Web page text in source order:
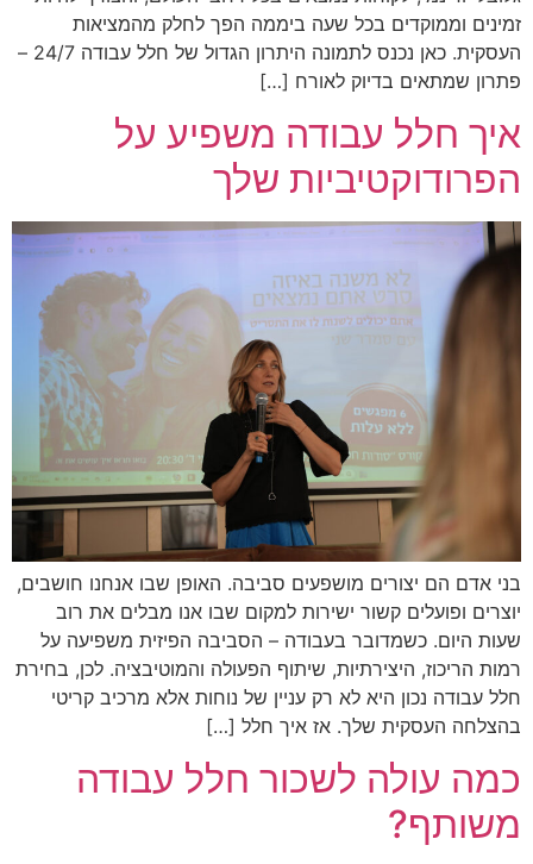
זמינים וממוקדים בכל שעה ביממה הפך לחלק מהמציאות
העסקית. כאן נכנס לתמונה היתרון הגדול של חלל עבודה 24/7 –
פתרון שמתאים בדיוק לאורח […]
איך חלל עבודה משפיע על
הפרודוקטיביות שלך
בני אדם הם יצורים מושפעים סביבה. האופן שבו אנחנו חושבים,
יוצרים ופועלים קשור ישירות למקום שבו אנו מבלים את רוב
שעות היום. כשמדובר בעבודה – הסביבה הפיזית משפיעה על
רמות הריכוז, היצירתיות, שיתוף הפעולה והמוטיבציה. לכן, בחירת
חלל עבודה נכון היא לא רק עניין של נוחות אלא מרכיב קריטי
בהצלחה העסקית שלך. אז איך חלל […]
כמה עולה לשכור חלל עבודה
משותף?